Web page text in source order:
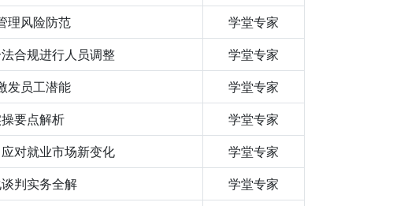
理风险防范
学堂专家
合规进行人员调整
学堂专家
发员工潜能
学堂专家
要点解析
学堂专家
对就业市场新变化
学堂专家
判实务全解
学堂专家